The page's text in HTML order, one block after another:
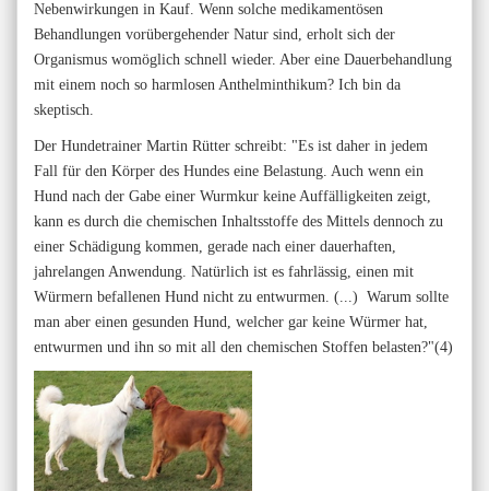
Nebenwirkungen in Kauf. Wenn solche medikamentösen
Behandlungen vorübergehender Natur sind, erholt sich der
Organismus womöglich schnell wieder. Aber eine Dauerbehandlung
mit einem noch so harmlosen Anthelminthikum? Ich bin da
skeptisch.
Der Hundetrainer Martin Rütter schreibt: "Es ist daher in jedem
Fall für den Körper des Hundes eine Belastung. Auch wenn ein
Hund nach der Gabe einer Wurmkur keine Auffälligkeiten zeigt,
kann es durch die chemischen Inhaltsstoffe des Mittels dennoch zu
einer Schädigung kommen, gerade nach einer dauerhaften,
jahrelangen Anwendung. Natürlich ist es fahrlässig, einen mit
Würmern befallenen Hund nicht zu entwurmen. (...) Warum sollte
man aber einen gesunden Hund, welcher gar keine Würmer hat,
entwurmen und ihn so mit all den chemischen Stoffen belasten?"(4)